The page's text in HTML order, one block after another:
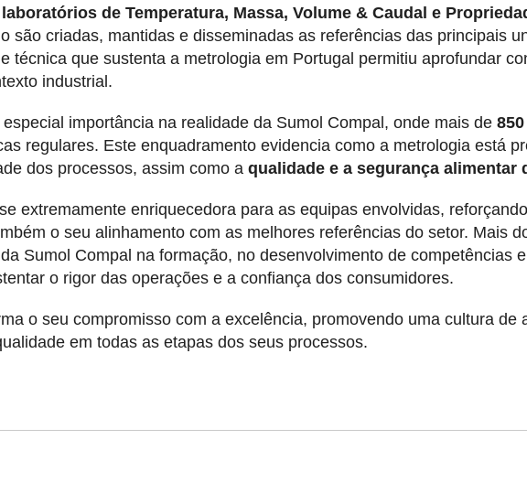
laboratórios de Temperatura, Massa, Volume & Caudal e
são criadas, mantidas e disseminadas as referências das principais
técnica que sustenta a metrologia em Portugal permitiu aprofundar
industrial.
importância na realidade da Sumol Compal, onde mais de
regulares. Este enquadramento evidencia como a metrologia está
dos processos, assim como a qualidade e a segurança alimentar
extremamente enriquecedora para as equipas envolvidas,
o seu alinhamento com as melhores referências do setor. Mais
Sumol Compal na formação, no desenvolvimento de competências
o rigor das operações e a confiança dos consumidores.
o seu compromisso com a excelência, promovendo uma cultura
em todas as etapas dos seus processos.